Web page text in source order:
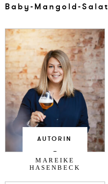
Baby-Man­gold-Salat
AUTORIN
MAREIKE
HASENBECK